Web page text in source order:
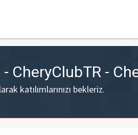
CheryClubTR -
katılımlarınızı bekleriz.